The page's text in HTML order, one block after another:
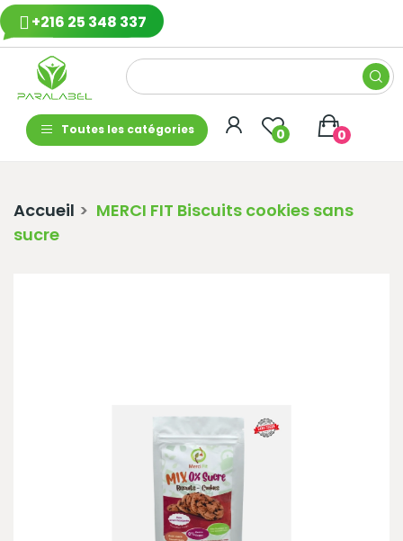
+216 25 348 337
Toutes les catégories 0 0
Accueil
MERCI FIT Biscuits cookies sans
sucre